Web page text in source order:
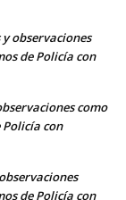
observaciones
de Policía con
como
con
de Policía con